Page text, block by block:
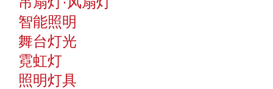
智能照明
舞台灯光
霓虹灯
照明灯具